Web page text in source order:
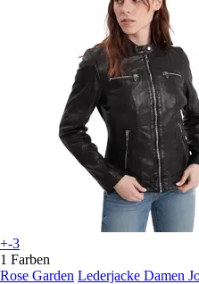
+-3
1 Farben
Rose Garden Lederjacke Damen